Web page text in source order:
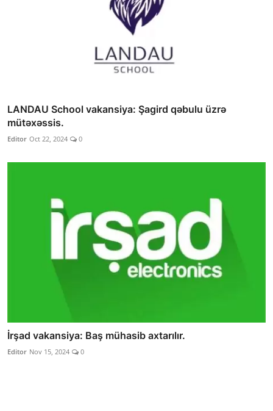
LANDAU School vakansiya: Şagird qəbulu üzrə
mütəxəssis.
Editor Oct 22, 2024 0
İrşad vakansiya: Baş mühasib axtarılır.
Editor Nov 15, 2024 0